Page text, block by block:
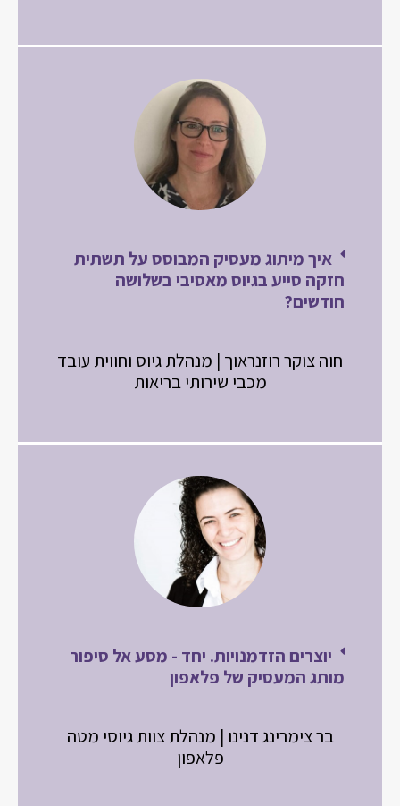
איך מיתוג מעסיק המבוסס על תשתית
חזקה סייע בגיוס מאסיבי בשלושה
חודשים?
חוה צוקר רוזנראוך | מנהלת גיוס וחווית עובד
מכבי שירותי בריאות
יוצרים הזדמנויות. יחד - מסע אל סיפור
מותג המעסיק של פלאפון
בר צימרינג דנינו | מנהלת צוות גיוסי מטה
פלאפון